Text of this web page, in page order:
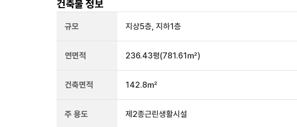
건축물 정보
규모 지상5층, 지하1층
연면적 236.43평(781.61㎡)
건축면적 142.8㎡
주 용도 제2종근린생활시설